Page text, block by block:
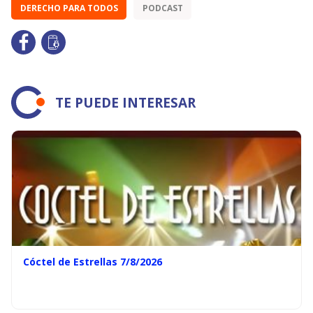
DERECHO PARA TODOS PODCAST
TE PUEDE INTERESAR
Cóctel de Estrellas 7/8/2026